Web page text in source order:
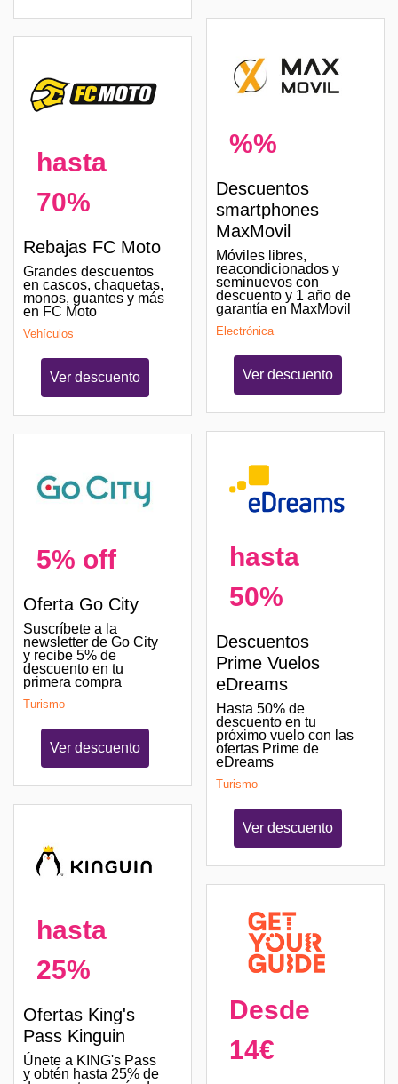
hasta
70%
Rebajas FC Moto
Grandes descuentos
en cascos, chaquetas,
monos, guantes y más
en FC Moto
Vehículos
Ver descuento
5% off
Oferta Go City
Suscríbete a la
newsletter de Go City
y recibe 5% de
descuento en tu
primera compra
Turismo
Ver descuento
hasta
25%
Ofertas King's
Pass Kinguin
Únete a KING's Pass
y obtén hasta 25% de
%%
Descuentos
smartphones
MaxMovil
Móviles libres,
reacondicionados y
seminuevos con
descuento y 1 año de
garantía en MaxMovil
Electrónica
Ver descuento
hasta
50%
Descuentos
Prime Vuelos
eDreams
Hasta 50% de
descuento en tu
próximo vuelo con las
ofertas Prime de
eDreams
Turismo
Ver descuento
Desde
14€